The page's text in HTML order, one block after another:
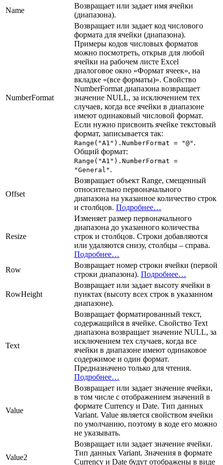
Name
Возвращает или задает имя ячейки
(диапазона).
NumberFormat
Возвращает или задает код числового
формата для ячейки (диапазона).
Примеры кодов числовых форматов
можно посмотреть, открыв для любой
ячейки на рабочем листе Excel
диалоговое окно «Формат ячеек», на
вкладке «(все форматы)». Свойство
NumberFormat диапазона возвращает
значение NULL, за исключением тех
случаев, когда все ячейки в диапазоне
имеют одинаковый числовой формат.
Если нужно присвоить ячейке текстовый
формат, записывается так:
Range("A1").NumberFormat = "@" .
Общий формат:
Range("A1").NumberFormat =
"General" .
Offset
Возвращает объект Range, смещенный
относительно первоначального
диапазона на указанное количество строк
и столбцов. Подробнее…
Resize
Изменяет размер первоначального
диапазона до указанного количества
строк и столбцов. Строки добавляются
или удаляются снизу, столбцы – справа.
Подробнее…
Row
Возвращает номер строки ячейки (первой
строки диапазона). Подробнее…
RowHeight
Возвращает или задает высоту ячейки в
пунктах (высоту всех строк в указанном
диапазоне).
Text
Возвращает форматированный текст,
содержащийся в ячейке. Свойство Text
диапазона возвращает значение NULL, за
исключением тех случаев, когда все
ячейки в диапазоне имеют одинаковое
содержимое и один формат.
Предназначено только для чтения.
Подробнее…
Value
Возвращает или задает значение ячейки,
в том числе с отображением значений в
формате Currency и Date. Тип данных
Variant. Value является свойством ячейки
по умолчанию, поэтому в коде его можно
не указывать.
Value2
Возвращает или задает значение ячейки.
Тип данных Variant. Значения в формате
Currency и Date будут отображены в виде